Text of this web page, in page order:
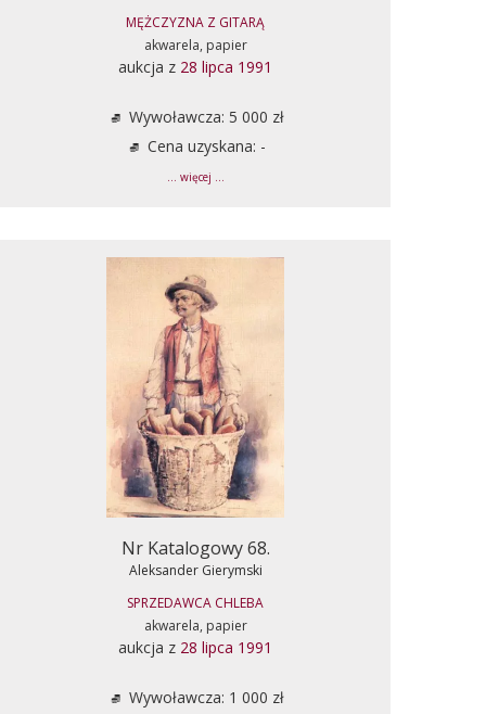
MĘŻCZYZNA Z GITARĄ
akwarela, papier
aukcja z 28 lipca 1991
Wywoławcza: 5 000 zł
Cena uzyskana: -
... więcej ...
Nr Katalogowy 68.
Aleksander Gierymski
SPRZEDAWCA CHLEBA
akwarela, papier
aukcja z 28 lipca 1991
Wywoławcza: 1 000 zł